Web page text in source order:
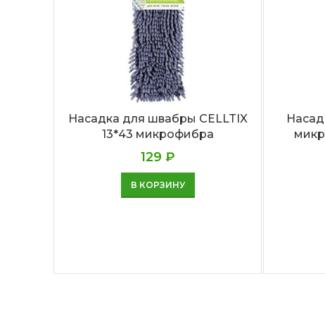
Насадка для швабры CELLTIX
13*43 микрофибра
129 ₽
В КОРЗИНУ